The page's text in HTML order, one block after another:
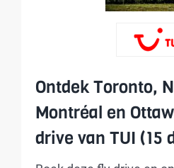
Ontdek Toronto,
Montréal en
drive van TUI (15